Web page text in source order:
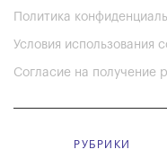
Политика
Условия использования
Согласие на получение
РУБРИКИ